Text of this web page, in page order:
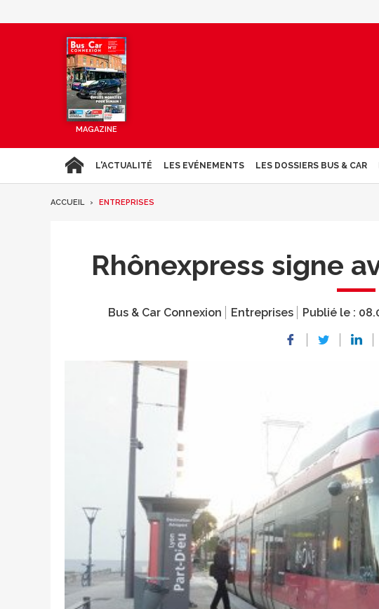
MAGAZINE
L'ACTUALITÉ LES EVÉNEMENTS LES DOSSIERS BUS & CAR
ACCUEIL ENTREPRISES
Rhônexpress signe
Bus & Car Connexion Entreprises Publié le :